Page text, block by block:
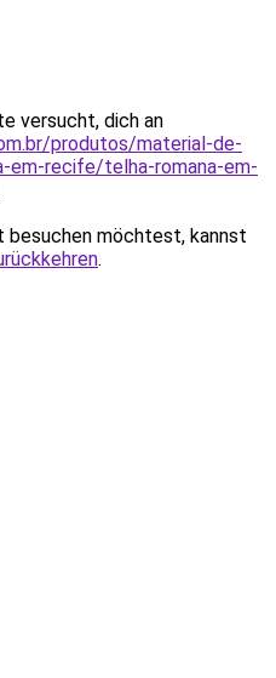
versucht, dich an
produtos/material-de-
em-recife/telha-romana-em-
besuchen möchtest, kannst
.